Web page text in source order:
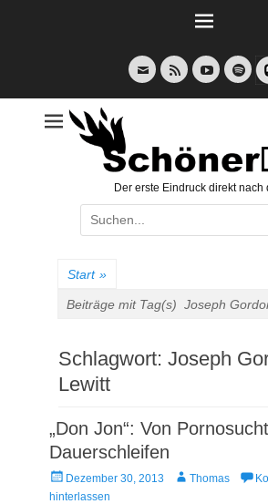
E-
Mail
Feed YouTube
Der erste Eindruck direkt nach
Suche
nach:
Start »
Beiträge mit Tag(s) Joseph
Schlagwort: Joseph
Lewitt
„Don Jon“: Von
Dauerschleifen
Veröffentlicht
am
Dezember 30, 2013 AutorThomas
hinterlassen